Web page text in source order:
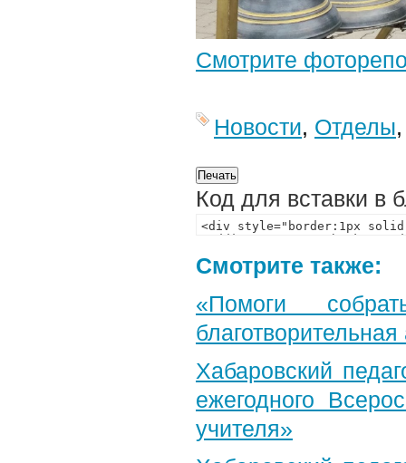
Смотрите
Новости, Отделы
Код для вставки в
Смотрите также:
«Помоги
Хабаровский
ежегодного
учителя»